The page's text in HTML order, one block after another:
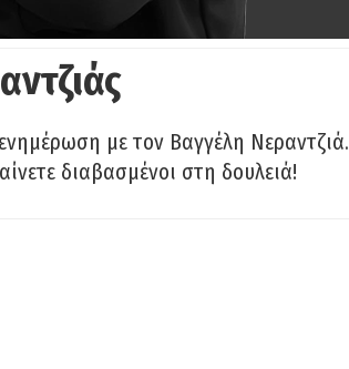
με τον Βαγγέλη Νεραντζιά.
διαβασμένοι στη δουλειά!